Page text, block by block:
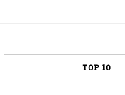
TOP 10